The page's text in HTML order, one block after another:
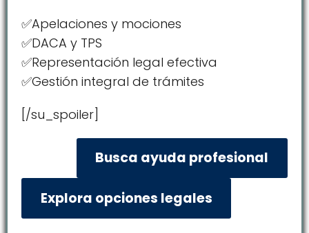
✅Apelaciones y mociones
✅DACA y TPS
✅Representación legal efectiva
✅Gestión integral de trámites
[/su_spoiler]
Busca ayuda profesional
Explora opciones legales